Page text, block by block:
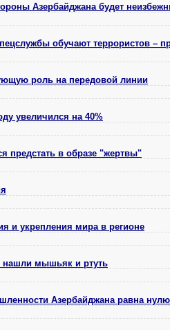
Азербайджана будет
обучают террористов –
роль на передовой линии
увеличился на 40%
предстать в образе "жертвы"
и укрепления мира в регионе
нашли мышьяк и ртуть
Азербайджана равна нулю